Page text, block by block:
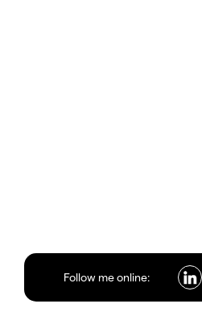
Follow me online: